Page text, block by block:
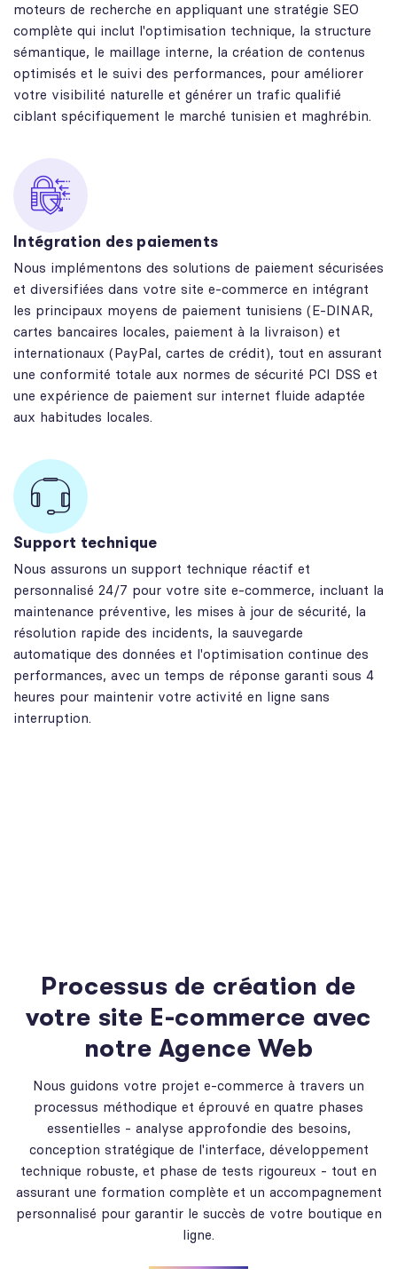
moteurs de recherche en appliquant une stratégie SEO
complète qui inclut l'optimisation technique, la structure
sémantique, le maillage interne, la création de contenus
optimisés et le suivi des performances, pour améliorer
votre visibilité naturelle et générer un trafic qualifié
ciblant spécifiquement le marché tunisien et maghrébin.
Intégration des paiements
Nous implémentons des solutions de paiement sécurisées
et diversifiées dans votre site e-commerce en intégrant
les principaux moyens de paiement tunisiens (E-DINAR,
cartes bancaires locales, paiement à la livraison) et
internationaux (PayPal, cartes de crédit), tout en assurant
une conformité totale aux normes de sécurité PCI DSS et
une expérience de paiement sur internet fluide adaptée
aux habitudes locales.
Support technique
Nous assurons un support technique réactif et
personnalisé 24/7 pour votre site e-commerce, incluant la
maintenance préventive, les mises à jour de sécurité, la
résolution rapide des incidents, la sauvegarde
automatique des données et l'optimisation continue des
performances, avec un temps de réponse garanti sous 4
heures pour maintenir votre activité en ligne sans
interruption.
Processus de création de
votre site E-commerce avec
notre Agence Web
Nous guidons votre projet e-commerce à travers un
processus méthodique et éprouvé en quatre phases
essentielles - analyse approfondie des besoins,
conception stratégique de l'interface, développement
technique robuste, et phase de tests rigoureux - tout en
assurant une formation complète et un accompagnement
personnalisé pour garantir le succès de votre boutique en
ligne.